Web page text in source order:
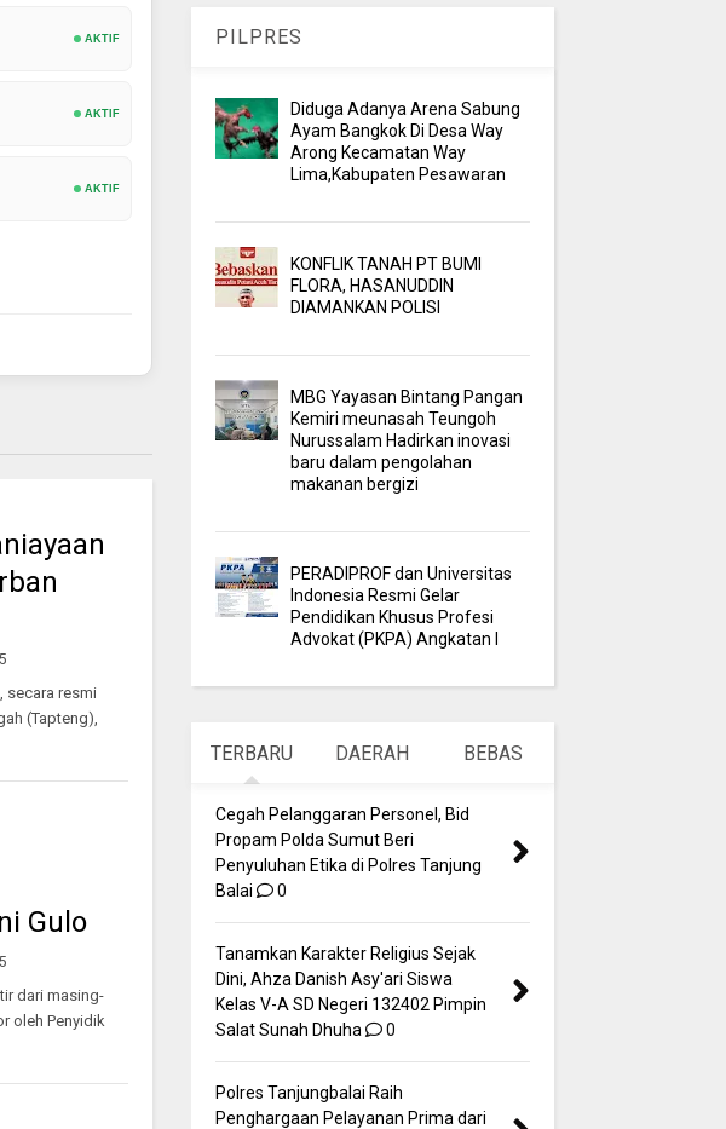
AKTIF
AKTIF
AKTIF
secara resmi
(Tapteng),
Gulo
dari masing-
oleh Penyidik
PILPRES
Diduga Adanya Arena Sabung
Ayam Bangkok Di Desa Way
Arong Kecamatan Way
Lima,Kabupaten Pesawaran
KONFLIK TANAH PT BUMI
FLORA, HASANUDDIN
DIAMANKAN POLISI
MBG Yayasan Bintang Pangan
Kemiri meunasah Teungoh
Nurussalam Hadirkan inovasi
baru dalam pengolahan
makanan bergizi
PERADIPROF dan Universitas
Indonesia Resmi Gelar
Pendidikan Khusus Profesi
Advokat (PKPA) Angkatan I
TERBARU DAERAH BEBAS
Cegah Pelanggaran Personel, Bid
Propam Polda Sumut Beri
Penyuluhan Etika di Polres Tanjung
Balai
0
Tanamkan Karakter Religius Sejak
Dini, Ahza Danish Asy'ari Siswa
Kelas V-A SD Negeri 132402 Pimpin
Salat Sunah Dhuha
0
Polres Tanjungbalai Raih
Penghargaan Pelayanan Prima dari